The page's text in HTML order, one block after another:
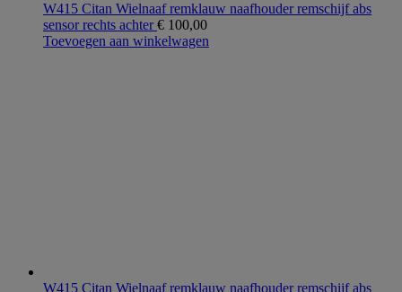
W415 Citan Wielnaaf remklauw naafhouder remschijf abs
sensor rechts achter€ 100,00
Toevoegen aan winkelwagen
W415 Citan Wielnaaf remklauw naafhouder remschijf abs